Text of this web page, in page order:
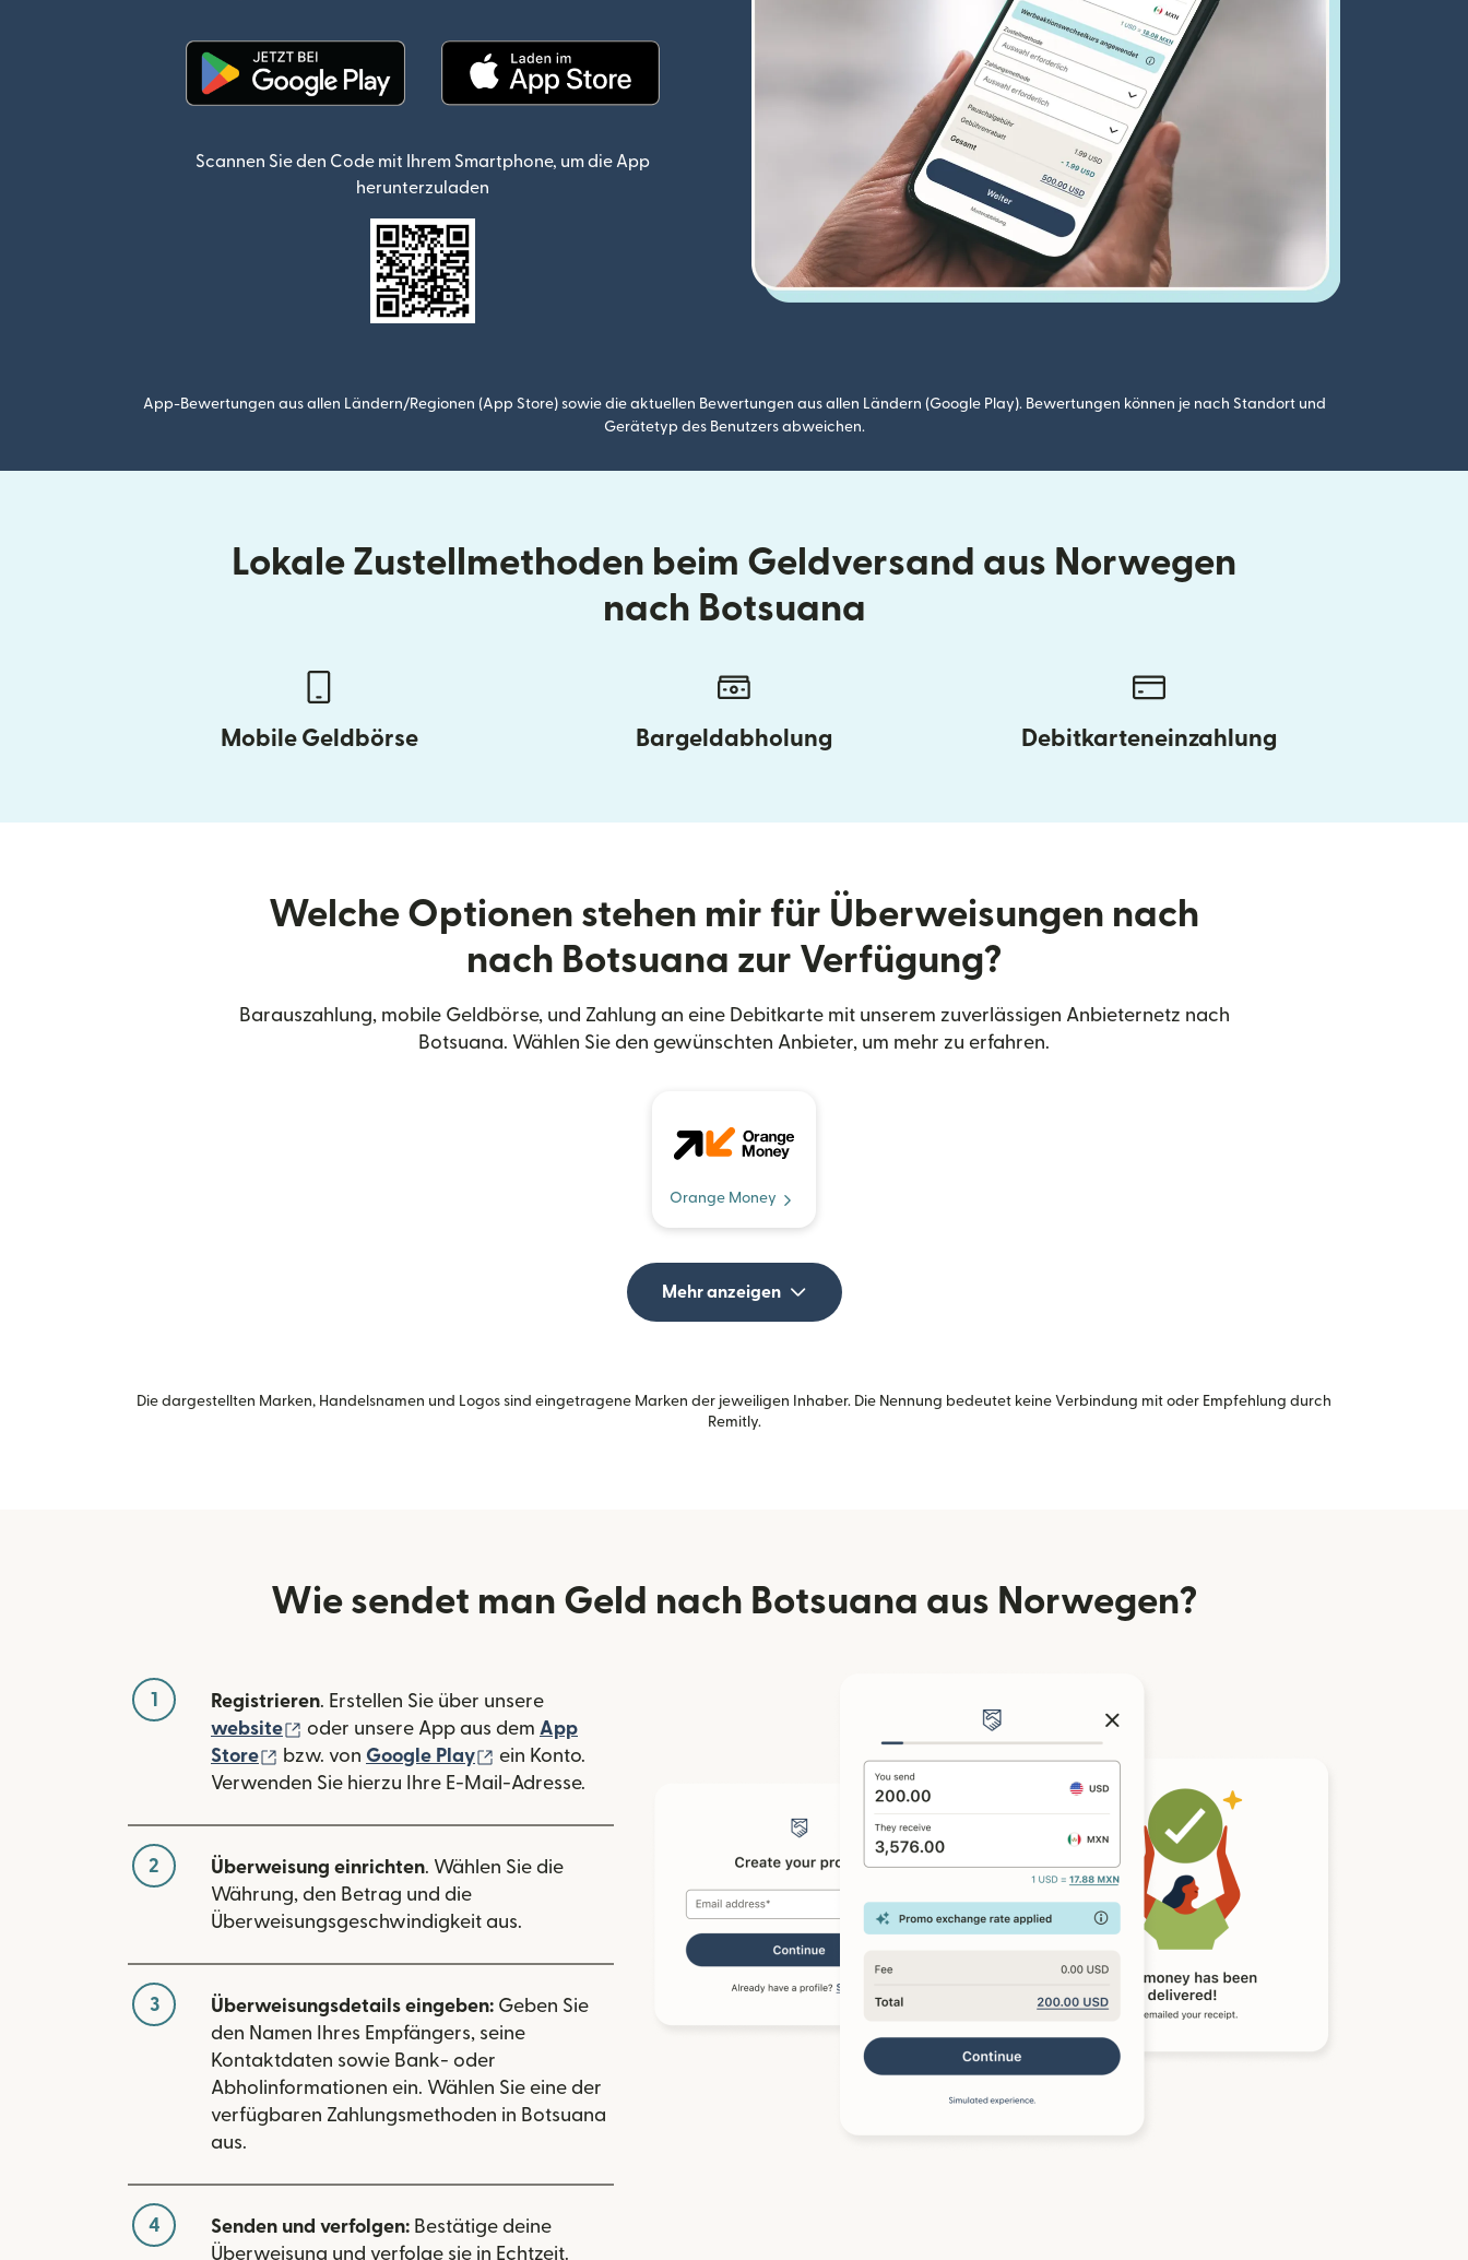
Scannen Sie den Code mit Ihrem Smartphone, um die App
herunterzuladen
App-Bewertungen aus allen Ländern/Regionen (App Store) sowie die aktuellen Bewertungen aus allen Ländern (Google Play). Bewertungen können je nach Standort und
Gerätetyp des Benutzers abweichen.
Lokale Zustellmethoden beim Geldversand aus Norwegen
nach Botsuana
Mobile Geldbörse Bargeldabholung Debitkarteneinzahlung
Welche Optionen stehen mir für Überweisungen nach
nach Botsuana zur Verfügung?
Barauszahlung, mobile Geldbörse, und Zahlung an eine Debitkarte mit unserem zuverlässigen Anbieternetz nach
Botsuana. Wählen Sie den gewünschten Anbieter, um mehr zu erfahren.
Orange Money
Mehr anzeigen
Die dargestellten Marken, Handelsnamen und Logos sind eingetragene Marken der jeweiligen Inhaber. Die Nennung bedeutet keine Verbindung mit oder Empfehlung durch
Remitly.
Wie sendet man Geld nach Botsuana aus Norwegen?
1 Registrieren. Erstellen Sie über unsere
website
(wird in einem neuen Fenster geöffnet)
oder unsere App aus dem App
Store
(wird in einem neuen Fenster geöffnet)
bzw. von Google Play (wird in einem neuen Fenster geöffnet)
ein Konto.
Verwenden Sie hierzu Ihre E-Mail-Adresse.
2 Überweisung einrichten. Wählen Sie die
Währung, den Betrag und die
Überweisungsgeschwindigkeit aus.
3 Überweisungsdetails eingeben: Geben Sie
den Namen Ihres Empfängers, seine
Kontaktdaten sowie Bank- oder
Abholinformationen ein. Wählen Sie eine der
verfügbaren Zahlungsmethoden in Botsuana
aus.
4 Senden und verfolgen: Bestätige deine
Überweisung und verfolge sie in Echtzeit.